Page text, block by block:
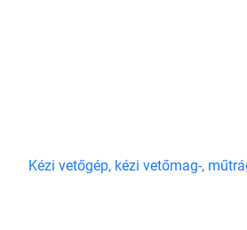
Kézi vetőgép, kézi vetőmag-,